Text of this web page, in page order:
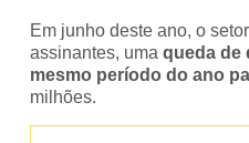
Em junho deste ano, o
assinantes, uma queda de
mesmo período do ano
milhões.